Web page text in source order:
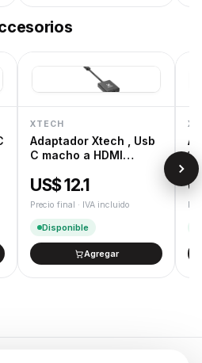
XTECH
Adaptador Xtech , Usb
C macho a HDMI
US$ 12.1
Precio final · IVA incluido
Disponible
Agregar
1,